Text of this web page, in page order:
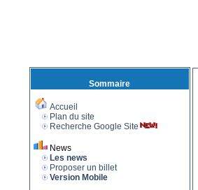
Sommaire
Accueil
Plan du site
Recherche Google Site
News
Les news
Proposer un billet
Version Mobile